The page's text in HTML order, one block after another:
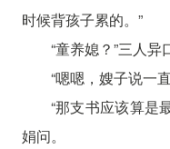
时候背孩子累的。”
“童养媳？”三人异
“嗯嗯，嫂子说一
“那支书应该算是
娟问。